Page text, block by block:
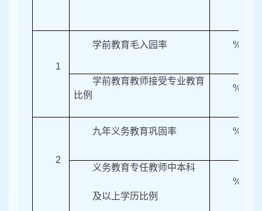
1
学前教育毛入园率 %
学前教育教师接受专业教育
比例
%
2
九年义务教育巩固率 %
义务教育专任教师中本科
及以上学历比例
%